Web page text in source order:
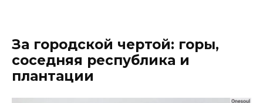
За городской чертой: горы,
соседняя республика и
плантации